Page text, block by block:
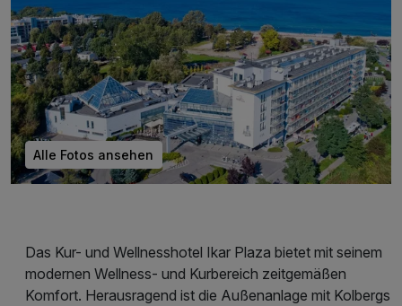
Alle Fotos ansehen
Das Kur- und Wellnesshotel Ikar Plaza bietet mit seinem
modernen Wellness- und Kurbereich zeitgemäßen
Komfort. Herausragend ist die Außenanlage mit Kolbergs